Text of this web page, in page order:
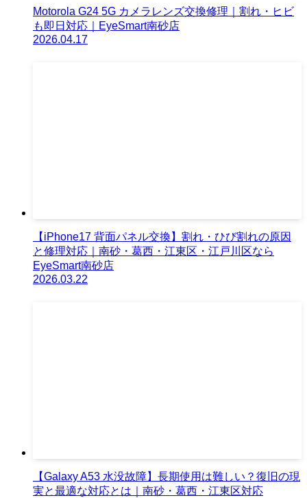
Motorola G24 5G カメラレンズ交換修理｜割れ・ヒビ
も即日対応｜EyeSmart南砂店
2026.04.17
【iPhone17 背面パネル交換】割れ・ひび割れの原因
と修理対応｜南砂・葛西・江東区・江戸川区なら
EyeSmart南砂店
2026.03.22
【Galaxy A53 水没故障】長期使用は難しい？復旧の現
実と最適な対応とは｜南砂・葛西・江東区対応